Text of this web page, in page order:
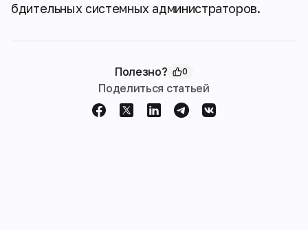
бдительных системных администраторов.
Полезно? 0
Поделиться статьей